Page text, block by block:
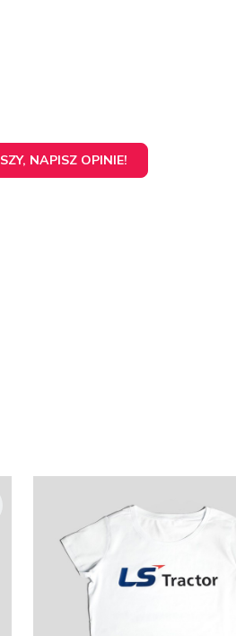
NAPISZ OPINIE!
Rozmiar: